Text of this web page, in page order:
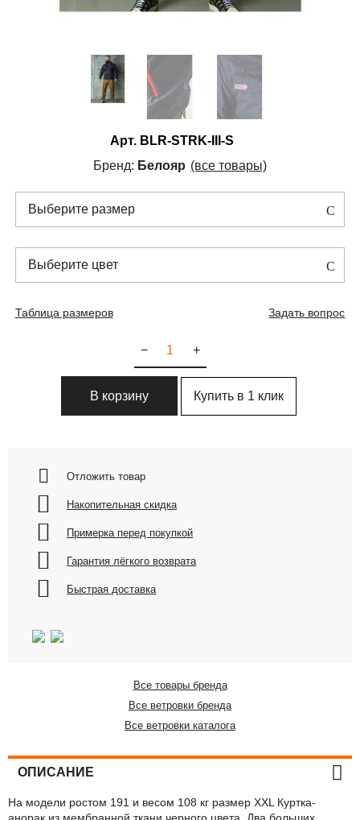
Арт. BLR-STRK-III-S
Бренд: Белояр (все товары)
Выберите размер
Выберите цвет
Таблица размеров Задать вопрос
+
−
В корзину Купить в 1 клик
Отложить товар
Накопительная скидка
Примерка перед покупкой
Гарантия лёгкого возврата
Быстрая доставка
Все товары бренда
Все ветровки бренда
Все ветровки каталога
ОПИСАНИЕ
На модели ростом 191 и весом 108 кг размер XXL Куртка-